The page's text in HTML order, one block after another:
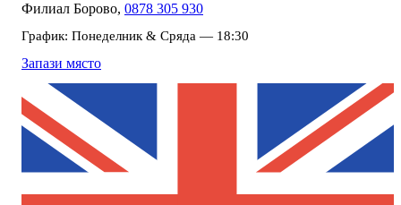
Филиал Борово, 0878 305 930
График: Понеделник & Сряда — 18:30
Запази място